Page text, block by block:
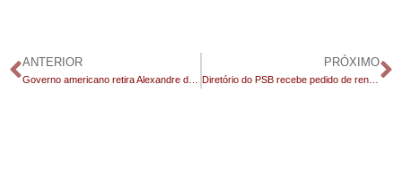
ANTERIOR
Governo americano retira Alexandre de Moraes e esposa da lista da lei Magnitsky
PRÓXIMO
Diretório do PSB recebe pedido de renúncia de Leo Bezerra à presidência municipal